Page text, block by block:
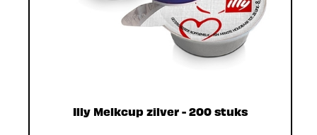
Illy Melkcup zilver - 200 stuks